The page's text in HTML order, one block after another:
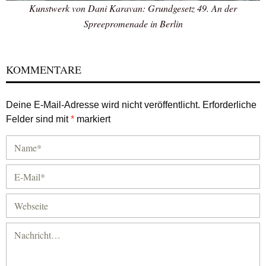
Kunstwerk von Dani Karavan: Grundgesetz 49. An der
Spreepromenade in Berlin
KOMMENTARE
Deine E-Mail-Adresse wird nicht veröffentlicht. Erforderliche
Felder sind mit* markiert